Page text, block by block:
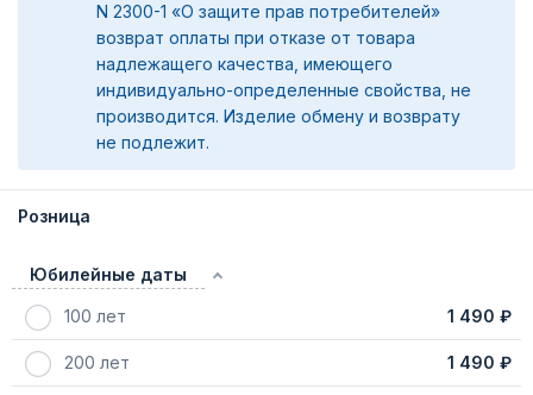
N 2300-1 «О защите прав потребителей»
возврат оплаты при отказе от товара
надлежащего качества, имеющего
индивидуально-определенные свойства, не
производится. Изделие обмену и возврату
не подлежит.
Розница
Юбилейные даты
100 лет 1 490 ₽
200 лет 1 490 ₽